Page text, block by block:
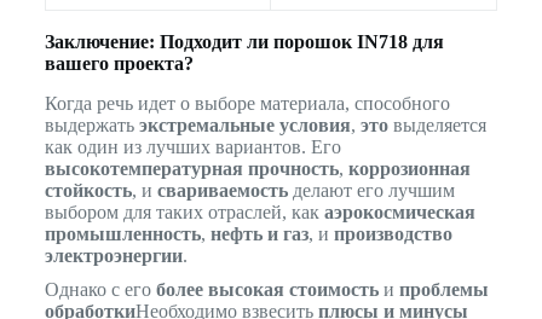
Заключение: Подходит ли порошок IN718 для
вашего проекта?
Когда речь идет о выборе материала, способного
выдержать экстремальные условия, этовыделяется
как один из лучших вариантов. Его
высокотемпературная прочность, коррозионная
стойкость, и свариваемостьделают его лучшим
выбором для таких отраслей, как аэрокосмическая
промышленность, нефть и газ, и производство
электроэнергии.
Однако с его более высокая стоимостьи проблемы
обработкиНеобходимо взвесить плюсы и минусы